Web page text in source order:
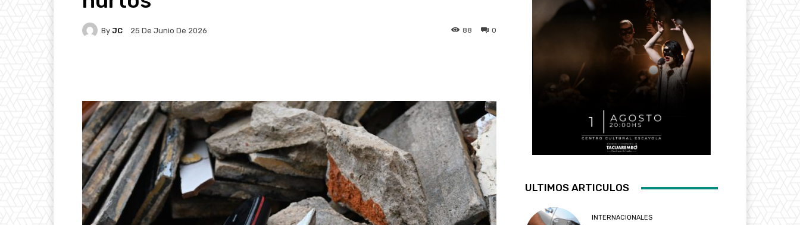
By JC 25 De Junio De 2026 0
88
ULTIMOS ARTICULOS
INTERNACIONALES